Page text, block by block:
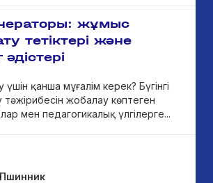
жұмыс
тетіктері және
қанша мұғалім керек? Бүгінгі
тәжірибесін жобалау көптеген
мен педагогикалық үлгілерге...